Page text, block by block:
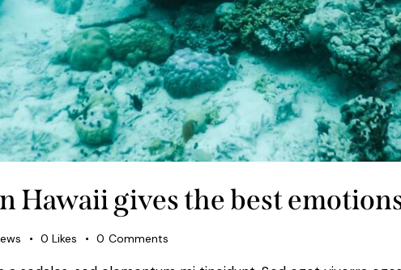
Hawaii gives the best
0 Likes 0 Comments